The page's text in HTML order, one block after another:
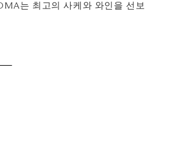
는 최고의 사케와 와인을 선보